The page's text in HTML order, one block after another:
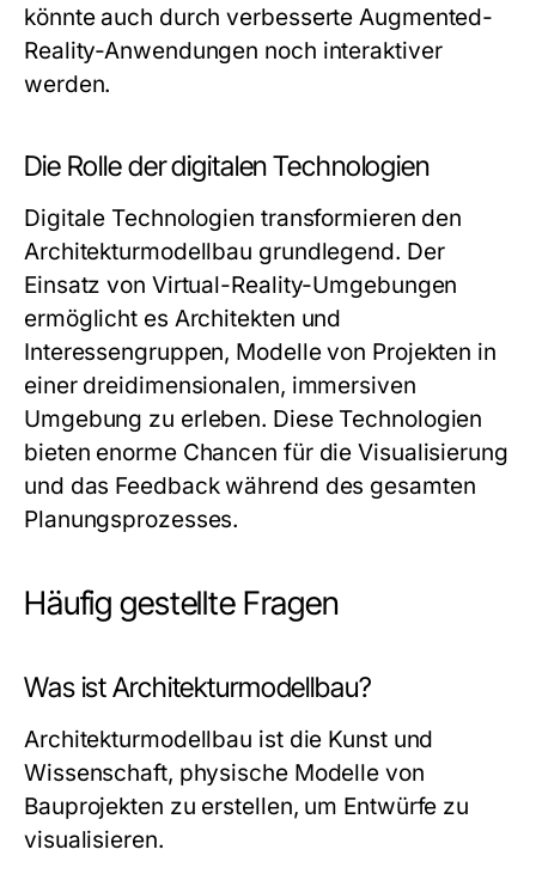
könnte auch durch verbesserte Augmented-
Reality-Anwendungen noch interaktiver
werden.
Die Rolle der digitalen Technologien
Digitale Technologien transformieren den
Architekturmodellbau grundlegend. Der
Einsatz von Virtual-Reality-Umgebungen
ermöglicht es Architekten und
Interessengruppen, Modelle von Projekten in
einer dreidimensionalen, immersiven
Umgebung zu erleben. Diese Technologien
bieten enorme Chancen für die Visualisierung
und das Feedback während des gesamten
Planungsprozesses.
Häufig gestellte Fragen
Was ist Architekturmodellbau?
Architekturmodellbau ist die Kunst und
Wissenschaft, physische Modelle von
Bauprojekten zu erstellen, um Entwürfe zu
visualisieren.